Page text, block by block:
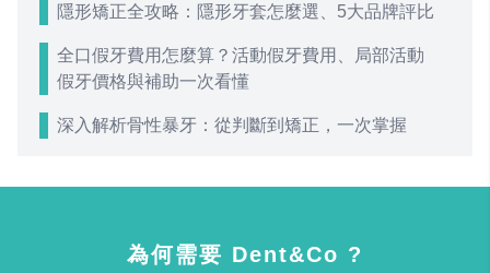
隱形矯正全攻略：隱形牙套怎麼選、5大品牌評比
全口假牙費用怎麼算？活動假牙費用、局部活動
假牙價格與補助一次看懂
深入解析骨性暴牙：從判斷到矯正，一次掌握
為何需要 Dent&Co ?